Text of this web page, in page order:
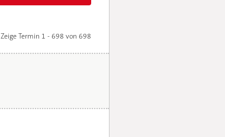
Zeige Termin 1 - 698 von 698